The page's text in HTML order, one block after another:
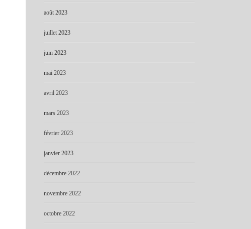
août 2023
juillet 2023
juin 2023
mai 2023
avril 2023
mars 2023
février 2023
janvier 2023
décembre 2022
novembre 2022
octobre 2022